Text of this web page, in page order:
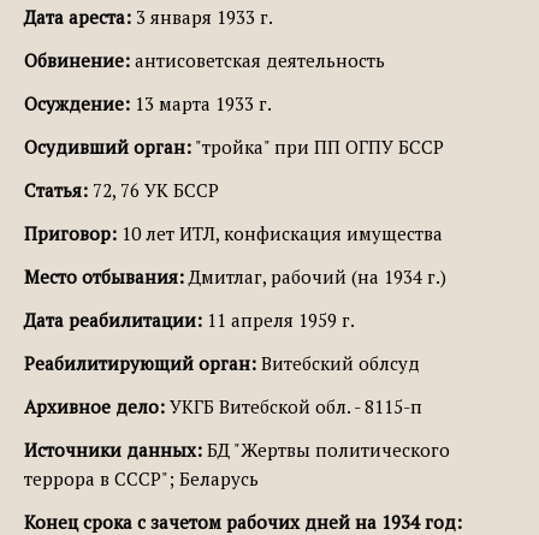
Дата ареста: 3 января 1933 г.
Обвинение: антисоветская деятельность
Осуждение: 13 марта 1933 г.
Осудивший орган: "тройка" при ПП ОГПУ БССР
Статья: 72, 76 УК БССР
Приговор: 10 лет ИТЛ, конфискация имущества
Место отбывания:Дмитлаг, рабочий (на 1934 г.)
Дата реабилитации: 11 апреля 1959 г.
Реабилитирующий орган: Витебский облсуд
Архивное дело: УКГБ Витебской обл. - 8115-п
Источники данных: БД "Жертвы политического
террора в СССР"; Беларусь
Конец срока с зачетом рабочих дней на 1934 год: